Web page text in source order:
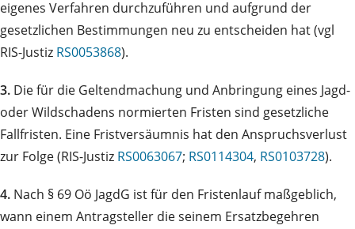
eigenes Verfahren durchzuführen und aufgrund der
gesetzlichen Bestimmungen neu zu entscheiden hat (vgl
RIS-Justiz RS0053868).
3. Die für die Geltendmachung und Anbringung eines Jagd-
oder Wildschadens normierten Fristen sind gesetzliche
Fallfristen. Eine Fristversäumnis hat den Anspruchsverlust
zur Folge (RIS-Justiz RS0063067; RS0114304, RS0103728).
4. Nach § 69 Oö JagdG ist für den Fristenlauf maßgeblich,
wann einem Antragsteller die seinem Ersatzbegehren